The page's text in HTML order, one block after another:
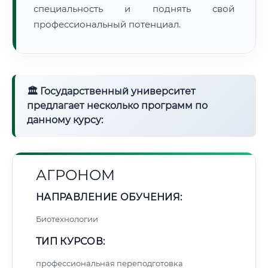
специальность и поднять свой
профессиональный потенциал.
🏛 Государственный университет
предлагает несколько программ по
данному курсу:
АГРОНОМ
НАПРАВЛЕНИЕ ОБУЧЕНИЯ:
Биотехнологии
ТИП КУРСОВ:
профессиональная переподготовка